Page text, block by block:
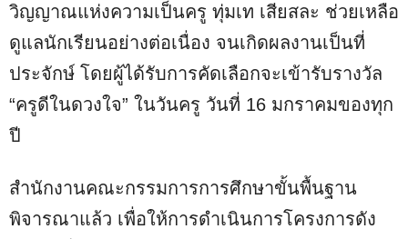
วิญญาณแห่งความเป็นครู ทุ่มเท เสียสละ ช่วยเหลือ
ดูแลนักเรียนอย่างต่อเนื่อง จนเกิดผลงานเป็นที่
ประจักษ์ โดยผู้ได้รับการคัดเลือกจะเข้ารับรางวัล
“ครูดีในดวงใจ” ในวันครู วันที่ 16 มกราคมของทุก
ปี
สำนักงานคณะกรรมการการศึกษาขั้นพื้นฐาน
พิจารณาแล้ว เพื่อให้การดำเนินการโครงการดัง